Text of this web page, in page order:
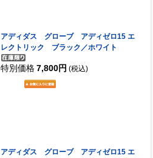
アディダス グローブ アディゼロ15 エ
レクトリック ブラック／ホワイト
特別価格 7,800円 (税込)
アディダス グローブ アディゼロ15 エ